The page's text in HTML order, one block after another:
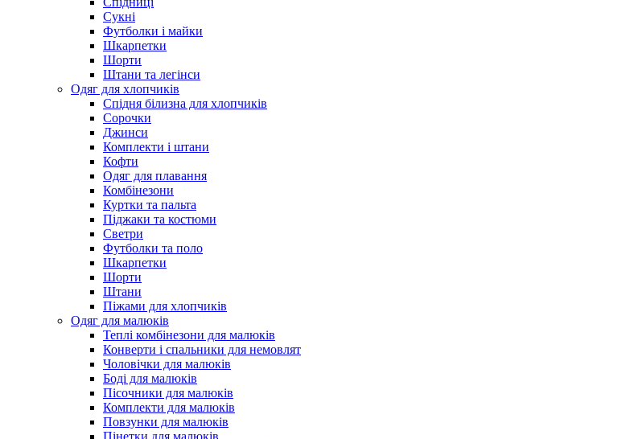
Сукні
Футболки і майки
Шкарпетки
Шорти
Штани та легінси
Одяг для хлопчиків
Спідня білизна для хлопчиків
Сорочки
Джинси
Комплекти і штани
Кофти
Одяг для плавання
Комбінезони
Куртки та пальта
Піджаки та костюми
Светри
Футболки та поло
Шкарпетки
Шорти
Штани
Піжами для хлопчиків
Одяг для малюків
Теплі комбінезони для малюків
Конверти і спальники для немовлят
Чоловічки для малюків
Боді для малюків
Пісочники для малюків
Комплекти для малюків
Повзунки для малюків
Пінетки для малюків